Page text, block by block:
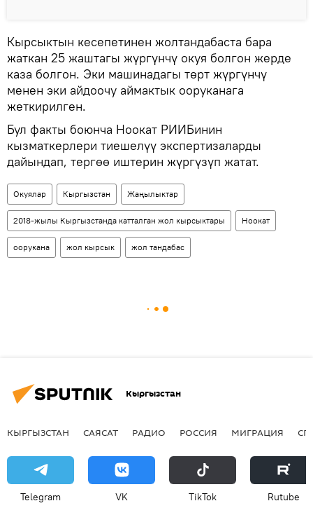
Кырсыктын кесепетинен жолтандабаста бара
жаткан 25 жаштагы жүргүнчү окуя болгон жерде
каза болгон. Эки машинадагы төрт жүргүнчү
менен эки айдоочу аймактык ооруканага
жеткирилген.
Бул факты боюнча Ноокат РИИБинин
кызматкерлери тиешелүү экспертизаларды
дайындап, тергөө иштерин жүргүзүп жатат.
Окуялар Кыргызстан Жаңылыктар
2018-жылы Кыргызстанда катталган жол кырсыктары Ноокат
оорукана жол кырсык жол тандабас
Кыргызстан
КЫРГЫЗСТАН САЯСАТ РАДИО РОССИЯ МИГРАЦИЯ
Telegram VK ТikТоk Rutube